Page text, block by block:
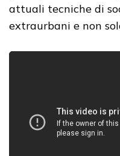
attuali tecniche di
extraurbani e non